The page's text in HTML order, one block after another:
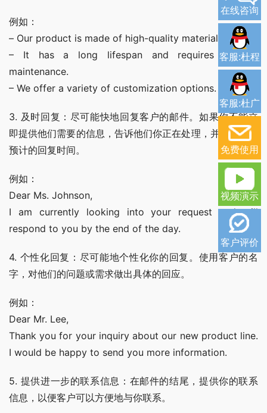
例如：
– Our product is made of high-quality materials.
– It has a long lifespan and requires minimal
maintenance.
– We offer a variety of customization options.
3. 及时回复：尽可能快地回复客户的邮件。如果你不能立
即提供他们需要的信息，告诉他们你正在处理，并给出一个
预计的回复时间。
例如：
Dear Ms. Johnson,
I am currently looking into your request and will
respond to you by the end of the day.
4. 个性化回复：尽可能地个性化你的回复。使用客户的名
字，对他们的问题或需求做出具体的回应。
例如：
Dear Mr. Lee,
Thank you for your inquiry about our new product line.
I would be happy to send you more information.
5. 提供进一步的联系信息：在邮件的结尾，提供你的联系
信息，以便客户可以方便地与你联系。
在线咨询
客服:杜程
客服:杜广
免费使用
视频演示
客户评价